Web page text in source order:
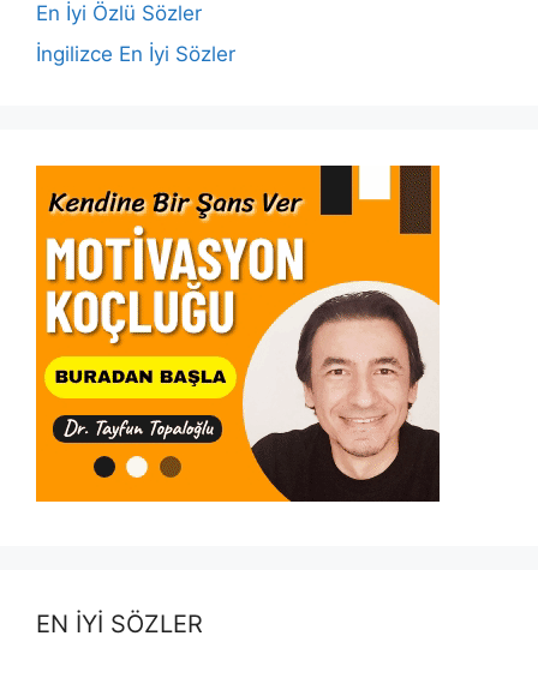
k
En İyi Özlü Sözler
İngilizce En İyi Sözler
EN İYİ SÖZLER